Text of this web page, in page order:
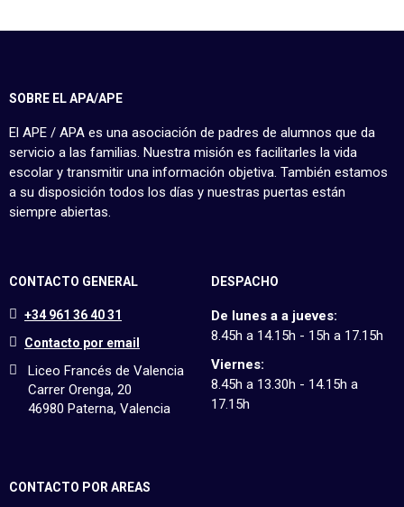
SOBRE EL APA/APE
El APE / APA es una asociación de padres de alumnos que da
servicio a las familias. Nuestra misión es facilitarles la vida
escolar y transmitir una información objetiva. También estamos
a su disposición todos los días y nuestras puertas están
siempre abiertas.
CONTACTO GENERAL
+34 961 36 40 31
Contacto por email
Liceo Francés de Valencia
Carrer Orenga, 20
46980 Paterna, Valencia
DESPACHO
De lunes a a jueves:
8.45h a 14.15h - 15h a 17.15h
Viernes:
8.45h a 13.30h - 14.15h a
17.15h
CONTACTO POR AREAS